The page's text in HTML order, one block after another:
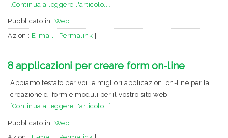
[Continua a leggere l'articolo...]
Pubblicato in: Web
Azioni: E-mail Permalink
8 applicazioni per creare form on-line
Abbiamo testato per voi le migliori applicazioni on-line per la
creazione di form e moduli per il vostro sito web.
[Continua a leggere l'articolo...]
Pubblicato in: Web